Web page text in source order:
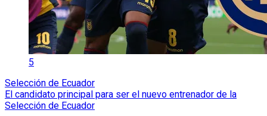
5
Selección de Ecuador
El candidato principal para ser el nuevo entrenador de la
Selección de Ecuador